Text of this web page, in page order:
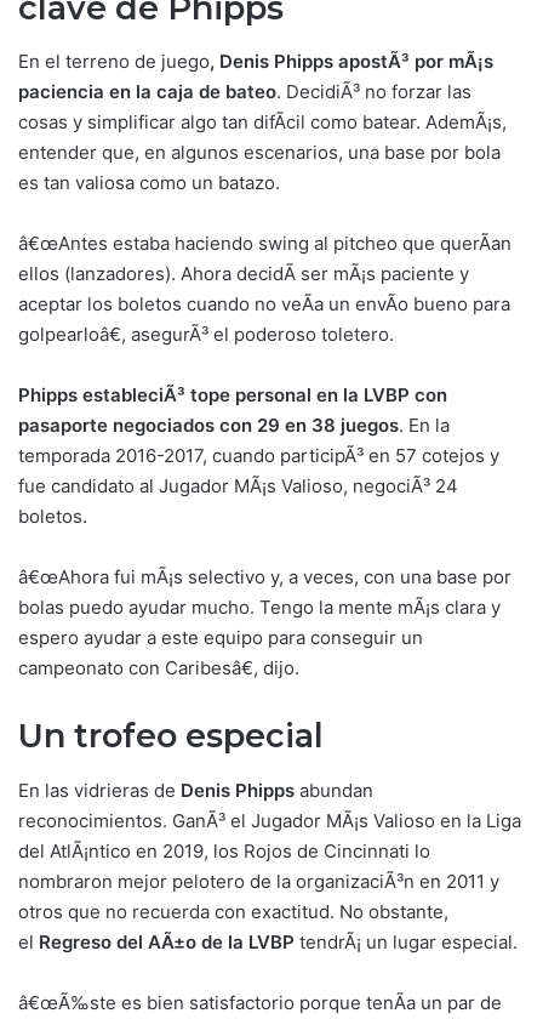
En el terreno de juego, Denis Phipps apostÃ³ por mÃ¡s
paciencia en la caja de bateo. DecidiÃ³ no forzar las
cosas y simplificar algo tan difÃ­cil como batear. AdemÃ¡s,
entender que, en algunos escenarios, una base por bola
es tan valiosa como un batazo.
â€œAntes estaba haciendo swing al pitcheo que querÃ­an
ellos (lanzadores). Ahora decidÃ­ ser mÃ¡s paciente y
aceptar los boletos cuando no veÃ­a un envÃ­o bueno para
golpearloâ€, asegurÃ³ el poderoso toletero.
Phipps estableciÃ³ tope personal en la LVBP con
pasaporte negociados con 29 en 38 juegos. En la
temporada 2016-2017, cuando participÃ³ en 57 cotejos y
fue candidato al Jugador MÃ¡s Valioso, negociÃ³ 24
boletos.
â€œAhora fui mÃ¡s selectivo y, a veces, con una base por
bolas puedo ayudar mucho. Tengo la mente mÃ¡s clara y
espero ayudar a este equipo para conseguir un
campeonato con Caribesâ€, dijo.
Un trofeo especial
En las vidrieras de Denis Phipps abundan
reconocimientos. GanÃ³ el Jugador MÃ¡s Valioso en la Liga
del AtlÃ¡ntico en 2019, los Rojos de Cincinnati lo
nombraron mejor pelotero de la organizaciÃ³n en 2011 y
otros que no recuerda con exactitud. No obstante,
el Regreso del AÃ±o de la LVBP tendrÃ¡ un lugar especial.
â€œÃ‰ste es bien satisfactorio porque tenÃ­a un par de